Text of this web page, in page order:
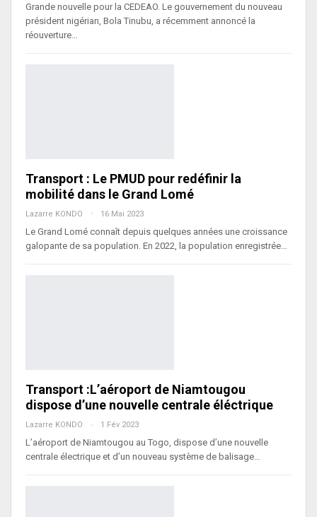
Grande nouvelle pour la CEDEAO. Le gouvernement du nouveau
président nigérian, Bola Tinubu, a récemment annoncé la
réouverture…
Transport : Le PMUD pour redéfinir la
mobilité dans le Grand Lomé
Lazarre KONDO 16 Mai 2023
Le Grand Lomé connaît depuis quelques années une croissance
galopante de sa population. En 2022, la population enregistrée…
Transport :L’aéroport de Niamtougou
dispose d’une nouvelle centrale éléctrique
Lazarre KONDO 1 Fév 2023
L’aéroport de Niamtougou au Togo, dispose d’une nouvelle
centrale électrique et d’un nouveau système de balisage…